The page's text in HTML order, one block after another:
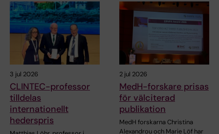
3 jul 2026
CLINTEC-professor
tilldelas
internationellt
hederspris
2 jul 2026
MedH-forskare prisas
för välciterad
publikation
MedH forskarna Christina
Alexandrou och Marie Löf har